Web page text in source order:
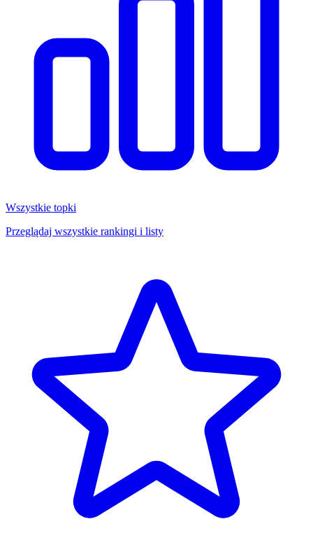
Wszystkie topki
Przeglądaj wszystkie rankingi i listy